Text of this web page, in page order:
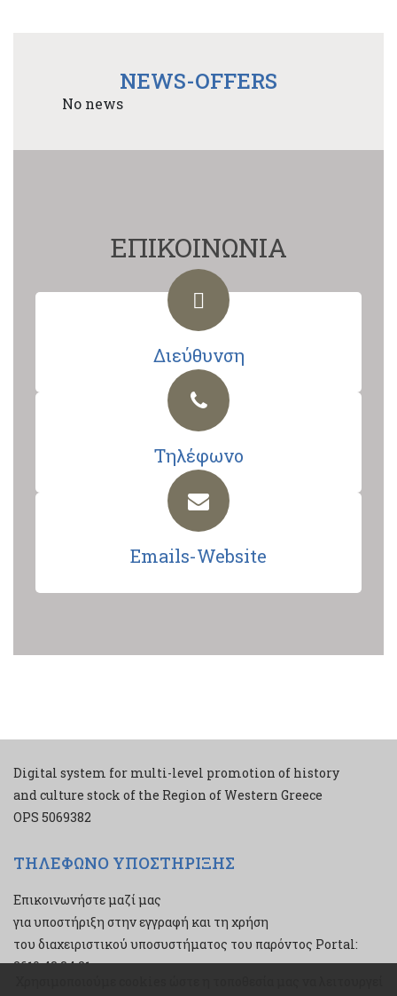
NEWS-OFFERS
No news
ΕΠΙΚΟΙΝΩΝΙΑ
Διεύθυνση
Τηλέφωνο
Emails-Website
Digital system for multi-level promotion of history
and culture stock of the Region of Western Greece
ΟPS 5069382
ΤΗΛΕΦΩΝΟ ΥΠΟΣΤΗΡΙΞΗΣ
Επικοινωνήστε μαζί μας
για υποστήριξη στην εγγραφή και τη χρήση
του διαχειριστικού υποσυστήματος του παρόντος Portal:
2610 43 34 21